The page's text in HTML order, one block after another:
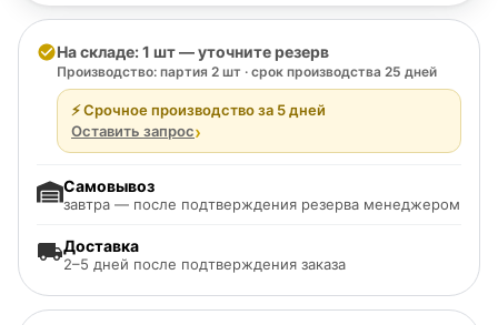
На складе: 1 шт — уточните резерв
Производство: партия 2 шт · срок производства 25 дней
⚡ Срочное производство за 5 дней
Оставить запрос›
Доставка
2–5 дней после подтверждения заказа
Самовывоз
завтра — после подтверждения резерва менеджером